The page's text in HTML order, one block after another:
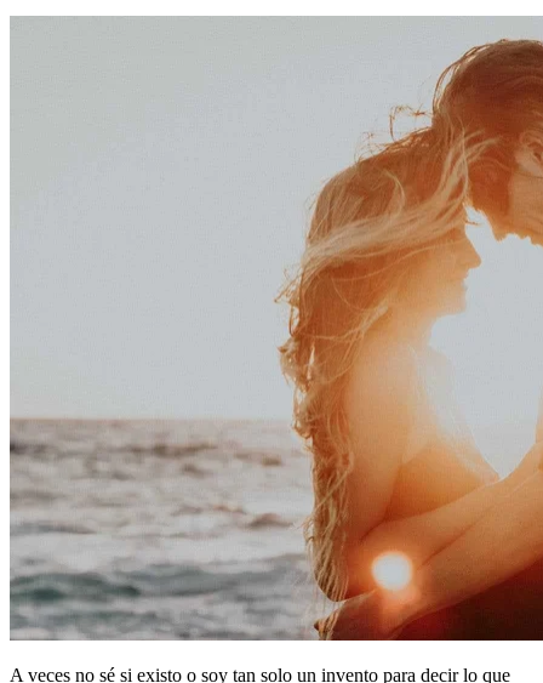
A veces no sé si existo o soy tan solo un invento para decir lo que